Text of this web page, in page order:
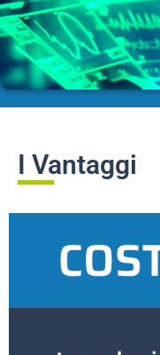
I Vantaggi